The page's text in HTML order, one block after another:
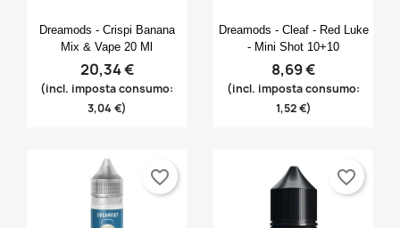
Crea lista dei desideri ×
((modalTitle)) ×
((confirmMessage))
Accedi ×
Anteprima
Dreamods - Crispi Banana
Mix & Vape 20 Ml
20,34 €
(incl. imposta consumo:
3,04 €)
Anteprima
Dreamods - Cleaf - Red Luke
- Mini Shot 10+10
8,69 €
(incl. imposta consumo:
1,52 €)
favorite_border favorite_border